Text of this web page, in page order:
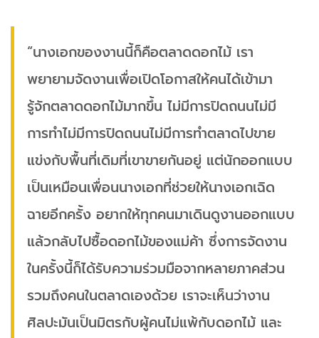
“นางเอกของงานนี้ก็คือตลาดดอกไม้ เรา
พยายามจัดงานเพื่อเปิดโอกาสให้คนได้เข้ามา
รู้จักตลาดดอกไม้มากขึ้น ไม่มีการปิดถนนไม่มี
การทำไม่มีการปิดถนนไม่มีการทำตลาดไปขาย
แข่งกับพื้นที่เดิมที่เขาขายกันอยู่ แต่นักออกแบบ
เป็นเหมือนเพื่อนนางเอกที่ช่วยให้นางเอกเฉิด
ฉายอีกครั้ง อยากให้ทุกคนมาเดินดูงานออกแบบ
แล้วกลับไปซื้อดอกไม้ของแม่ค้า ซึ่งการจัดงาน
ในครั้งนี้ก็ได้รับความร่วมมือจากหลายภาคส่วน
รวมถึงคนในตลาดเองด้วย เราจะเห็นว่างาน
ศิลปะมันเป็นมิตรกับผู้คนไม่แพ้กับดอกไม้ และ